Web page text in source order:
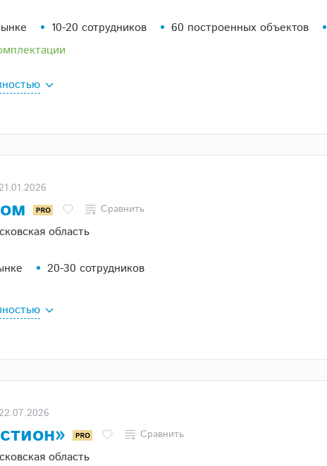
10-20 сотрудников 60 построенных объектов
Сравнить
область
20-30 сотрудников
Сравнить
область